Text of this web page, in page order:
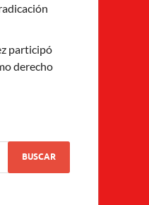
participó
derecho